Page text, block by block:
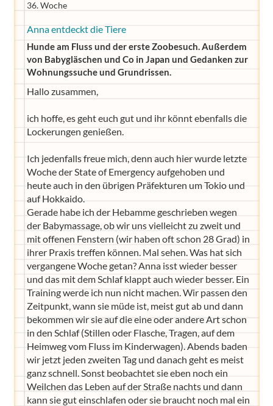
36. Woche
Anna entdeckt die Tiere
Hunde am Fluss und der erste Zoobesuch. Außerdem
von Babygläschen und Co in Japan und Gedanken zur
Wohnungssuche und Grundrissen.
Hallo zusammen,
ich hoffe, es geht euch gut und ihr könnt ebenfalls die
Lockerungen genießen.
Ich jedenfalls freue mich, denn auch hier wurde letzte
Woche der State of Emergency aufgehoben und
heute auch in den übrigen Präfekturen um Tokio und
auf Hokkaido.
Gerade habe ich der Hebamme geschrieben wegen
der Babymassage, ob wir uns vielleicht zu zweit und
mit offenen Fenstern (wir haben oft schon 28 Grad) in
ihrer Praxis treffen können. Mal sehen. Was hat sich
vergangene Woche getan? Anna isst wieder besser
und das mit dem Schlaf klappt auch wieder besser. Ein
Training werde ich nun nicht machen. Wir passen den
Zeitpunkt, wann sie müde ist, meist gut ab und dann
bekommen wir sie auf die eine oder andere Art schon
in den Schlaf (Stillen oder Flasche, Tragen, auf dem
Heimweg vom Fluss im Kinderwagen). Abends baden
wir jetzt jeden zweiten Tag und danach geht es meist
ganz schnell. Sonst beobachtet sie eben noch ein
Weilchen das Leben auf der Straße nachts und dann
kann sie gut einschlafen oder sie braucht noch mal ein